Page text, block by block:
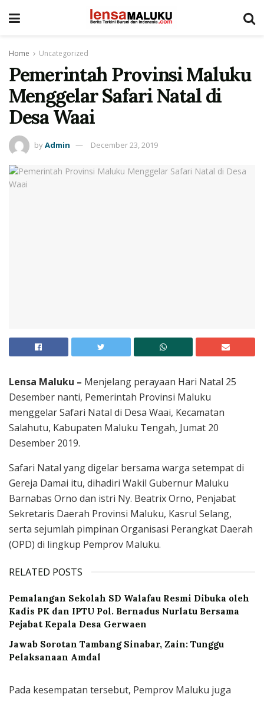
Home Uncategorized
Pemerintah Provinsi Maluku
Menggelar Safari Natal di
Desa Waai
byAdmin December 23, 2019
Lensa Maluku – Menjelang perayaan Hari Natal 25
Desember nanti, Pemerintah Provinsi Maluku
menggelar Safari Natal di Desa Waai, Kecamatan
Salahutu, Kabupaten Maluku Tengah, Jumat 20
Desember 2019.
Safari Natal yang digelar bersama warga setempat di
Gereja Damai itu, dihadiri Wakil Gubernur Maluku
Barnabas Orno dan istri Ny. Beatrix Orno, Penjabat
Sekretaris Daerah Provinsi Maluku, Kasrul Selang,
serta sejumlah pimpinan Organisasi Perangkat Daerah
(OPD) di lingkup Pemprov Maluku.
RELATED POSTS
Pemalangan Sekolah SD Walafau Resmi Dibuka oleh
Kadis PK dan IPTU Pol. Bernadus Nurlatu Bersama
Pejabat Kepala Desa Gerwaen
Jawab Sorotan Tambang Sinabar, Zain: Tunggu
Pelaksanaan Amdal
Pada kesempatan tersebut, Pemprov Maluku juga